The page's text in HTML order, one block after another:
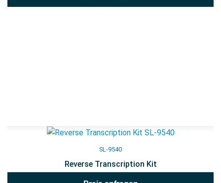
SL-9540
Reverse Transcription Kit